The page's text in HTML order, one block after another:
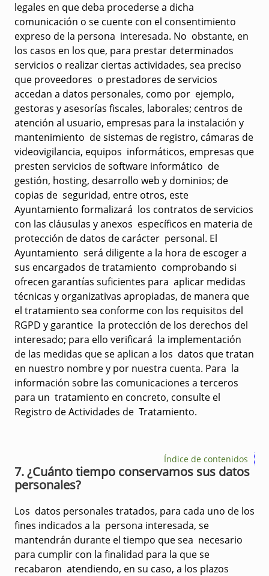
legales en que deba procederse a dicha
comunicación o se cuente con el consentimiento
expreso de la persona interesada. No obstante, en
los casos en los que, para prestar determinados
servicios o realizar ciertas actividades, sea preciso
que proveedores o prestadores de servicios
accedan a datos personales, como por ejemplo,
gestoras y asesorías fiscales, laborales; centros de
atención al usuario, empresas para la instalación y
mantenimiento de sistemas de registro, cámaras de
videovigilancia, equipos informáticos, empresas que
presten servicios de software informático de
gestión, hosting, desarrollo web y dominios; de
copias de seguridad, entre otros, este
Ayuntamiento formalizará los contratos de servicios
con las cláusulas y anexos específicos en materia de
protección de datos de carácter personal. El
Ayuntamiento será diligente a la hora de escoger a
sus encargados de tratamiento comprobando si
ofrecen garantías suficientes para aplicar medidas
técnicas y organizativas apropiadas, de manera que
el tratamiento sea conforme con los requisitos del
RGPD y garantice la protección de los derechos del
interesado; para ello verificará la implementación
de las medidas que se aplican a los datos que tratan
en nuestro nombre y por nuestra cuenta. Para la
información sobre las comunicaciones a terceros
para un tratamiento en concreto, consulte el
Registro de Actividades de Tratamiento.
Índice de contenidos
7. ¿Cuánto tiempo conservamos sus datos
personales?
Los datos personales tratados, para cada uno de los
fines indicados a la persona interesada, se
mantendrán durante el tiempo que sea necesario
para cumplir con la finalidad para la que se
recabaron atendiendo, en su caso, a los plazos